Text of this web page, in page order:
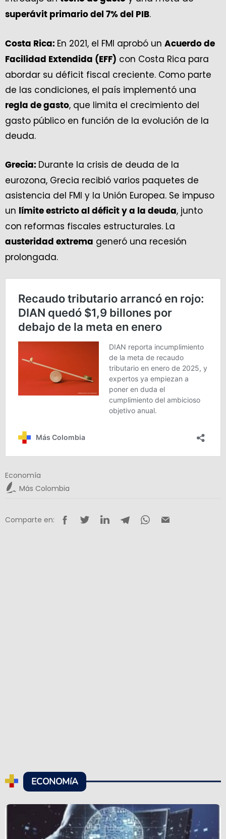
superávit primario del 7% del PIB.
Costa Rica: En 2021, el FMI aprobó un Acuerdo de
Facilidad Extendida (EFF) con Costa Rica para
abordar su déficit fiscal creciente. Como parte
de las condiciones, el país implementó una
regla de gasto, que limita el crecimiento del
gasto público en función de la evolución de la
deuda.
Grecia: Durante la crisis de deuda de la
eurozona, Grecia recibió varios paquetes de
asistencia del FMI y la Unión Europea. Se impuso
un
límite estricto al déficit y a la deuda, junto
con reformas fiscales estructurales. La
austeridad extrema generó una recesión
prolongada.
Economía
Más Colombia
Comparte en:
ECONOMíA